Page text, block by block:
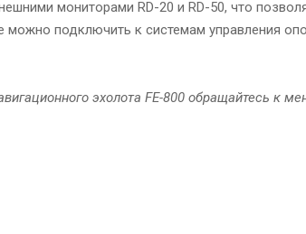
мониторами RD-20 и RD-50, что
можно подключить к системам управления
эхолота FE-800 обращайтесь к